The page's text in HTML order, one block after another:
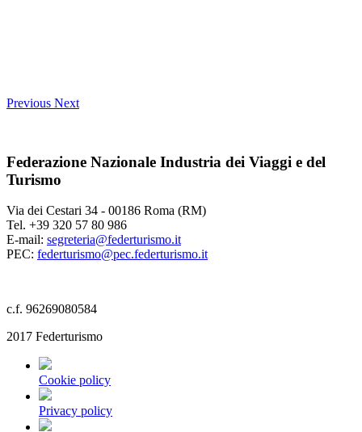
Previous Next
Federazione Nazionale Industria dei Viaggi e del
Turismo
Via dei Cestari 34 - 00186 Roma (RM)
Tel. +39 320 57 80 986
E-mail: segreteria@federturismo.it
PEC: federturismo@pec.federturismo.it
c.f. 96269080584
2017 Federturismo
Cookie policy
Privacy policy